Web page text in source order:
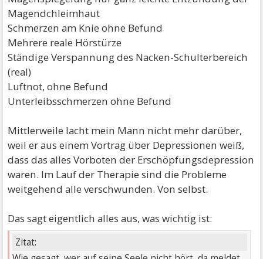
Magendchleimhaut
Schmerzen am Knie ohne Befund
Mehrere reale Hörstürze
Ständige Verspannung des Nacken-Schulterbereich
(real)
Luftnot, ohne Befund
Unterleibsschmerzen ohne Befund
Mittlerweile lacht mein Mann nicht mehr darüber,
weil er aus einem Vortrag über Depressionen weiß,
dass das alles Vorboten der Erschöpfungsdepression
waren. Im Lauf der Therapie sind die Probleme
weitgehend alle verschwunden. Von selbst.
Das sagt eigentlich alles aus, was wichtig ist:
Zitat: